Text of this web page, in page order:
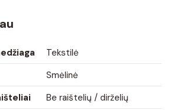
Tekstilė
Smėlinė
Be raištelių / dirželių